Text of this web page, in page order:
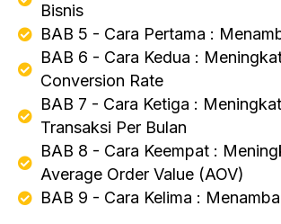
Bisnis
BAB 5 - Cara Pertama :
BAB 6 - Cara Kedua :
Conversion Rate
BAB 7 - Cara Ketiga :
Transaksi Per Bulan
BAB 8 - Cara Keempat :
Average Order Value (AOV)
BAB 9 - Cara Kelima :